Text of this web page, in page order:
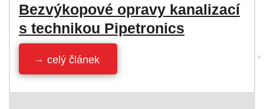
Bezvýkopové opravy kanalizací
s technikou Pipetronics
celý článek